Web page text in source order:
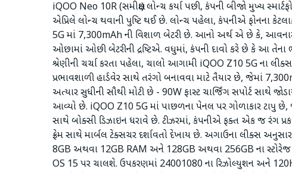
iQOO Neo 10R (સમીક્ષા) લોન્ચ કર્યા પછી, કંપની બીજો મુખ્ય
એપ્રિલે લોન્ચ થવાની પુષ્ટિ થઈ છે. લોન્ચ પહેલા, કંપનીએ ફોનના
5G માં 7,300mAh ની વિશાળ બેટરી છે. આનો અર્થ એ છે કે,
ઓછામાં ઓછી બેટરીની દ્રષ્ટિએ. વધુમાં, કંપની દાવો કરે છે કે આ તેના
શ્રેણીની ચર્ચા કરતા પહેલા, ચાલો આગામી iQOO Z10 5G ના
પ્રભાવશાળી હાર્ડવેર સાથે તરંગો બનાવવા માટે તૈયાર છે, જેમાં
અત્યાર સુધીની સૌથી મોટી છે - 90W ફાસ્ટ ચાર્જિંગ સપોર્ટ સાથે
આવ્યો છે. iQOO Z10 5G માં પાછળના પેનલ પર ગોળાકાર ટાપુ
સાથે બોક્સી ડિઝાઇન ધરાવે છે. ટીઝરમાં, કંપનીએ ફક્ત એક જ રંગ
ફ્રેમ સાથે માર્બલ ટેક્સચર દર્શાવતો દેખાય છે. અગાઉના લીક્સ
8GB અથવા 12GB RAM અને 128GB અથવા 256GB ના સ્ટોરેજ
OS 15 પર ચાલશે. ઉપકરણમાં 24001080 ના રિઝોલ્યુશન અને